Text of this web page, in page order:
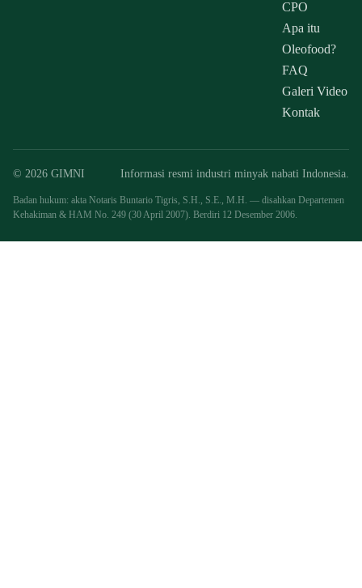
CPO
Apa itu
Oleofood?
FAQ
Galeri Video
Kontak
© 2026 GIMNI Informasi resmi industri minyak nabati Indonesia.
Badan hukum: akta Notaris Buntario Tigris, S.H., S.E., M.H. — disahkan Departemen
Kehakiman & HAM No. 249 (30 April 2007). Berdiri 12 Desember 2006.